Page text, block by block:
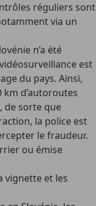
réguliers sont
via un
n’a été
est
du pays. Ainsi,
d’autoroutes
de sorte que
la police est
le fraudeur.
ou émise
vignette et les